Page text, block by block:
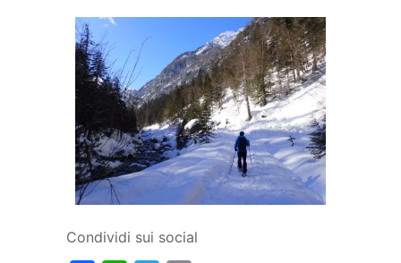
Condividi sui social